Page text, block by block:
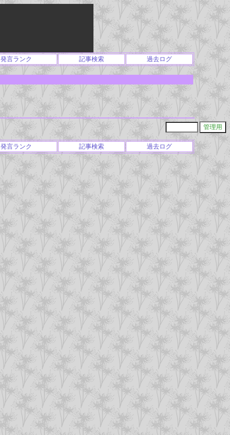
発言ランク 記事検索 過去ログ
発言ランク 記事検索 過去ログ